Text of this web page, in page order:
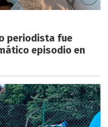
periodista fue
episodio en